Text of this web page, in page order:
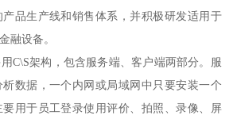
品生产线和销售体系，并积极研发适用于
融设备。
C\S架构，包含服务端、客户端两部分。服
数据，一个内网或局域网中只要安装一个
用于员工登录使用评价、拍照、录像、屏